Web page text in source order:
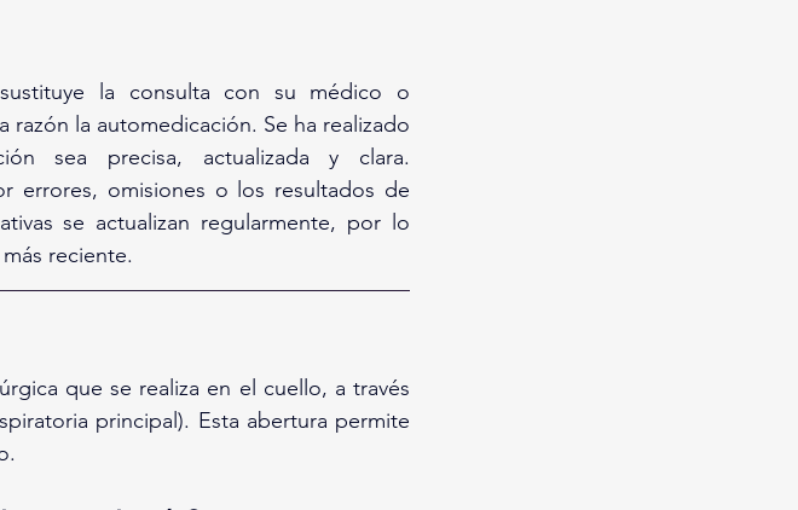
la consulta con su médico o
la automedicación. Se ha realizado
errores, omisiones o los resultados de
se actualizan regularmente, por lo
reciente.
que se realiza en el cuello, a través
principal). Esta abertura permite